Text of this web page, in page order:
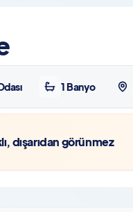
1 Banyo
dışarıdan görünmez